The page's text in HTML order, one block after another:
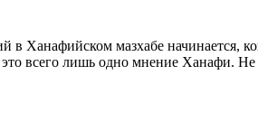
в Ханафийском мазхабе начинается,
это всего лишь одно мнение Ханафи.